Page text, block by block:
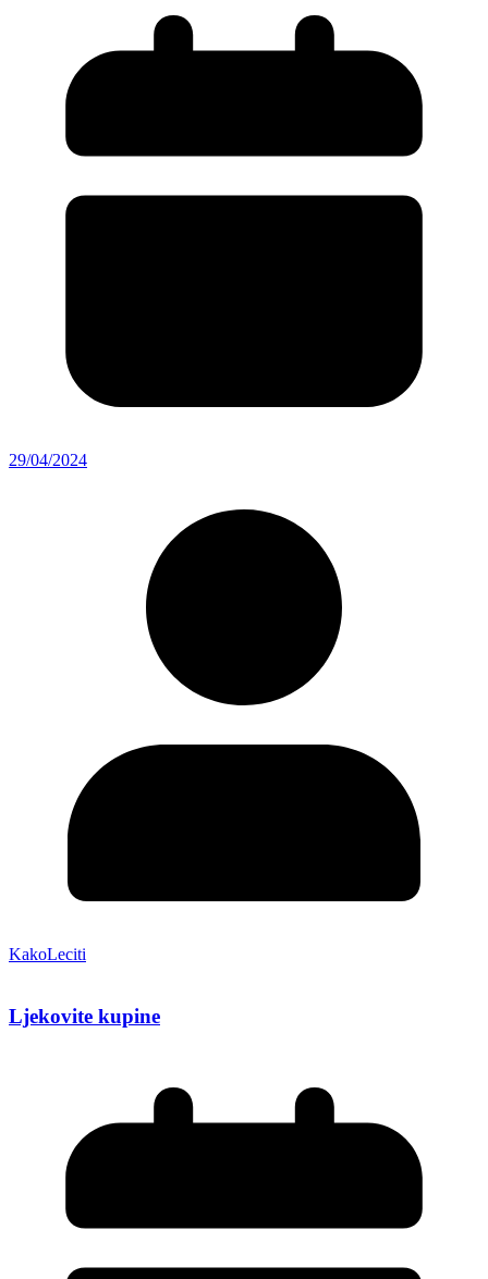
29/04/2024
KakoLeciti
Ljekovite kupine